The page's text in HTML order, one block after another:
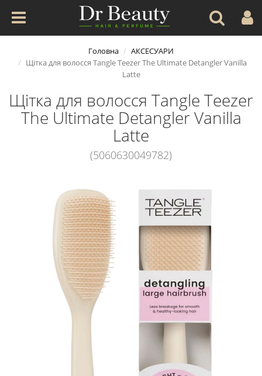
Головна
АКСЕСУАРИ
Щітка для волосся Tangle Teezer The Ultimate Detangler Vanilla
Latte
Щітка для волосся Tangle Teezer
The Ultimate Detangler Vanilla
Latte
(5060630049782)